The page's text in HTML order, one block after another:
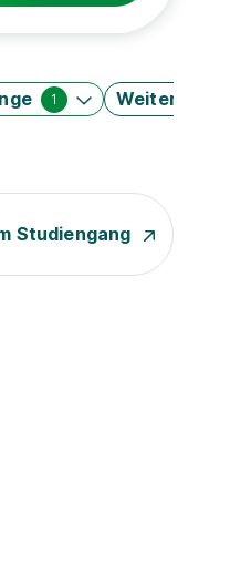
1 Weitere Filter
Studiengang